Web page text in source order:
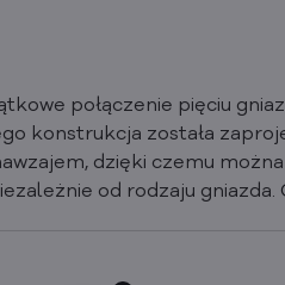
połączenie pięciu
konstrukcja została
dzięki czemu
od rodzaju gniazda.